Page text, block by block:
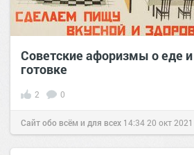
Советские афоризмы о еде и
готовке
2 0
Сайт обо всём и для всех 14:34 20 окт 2021